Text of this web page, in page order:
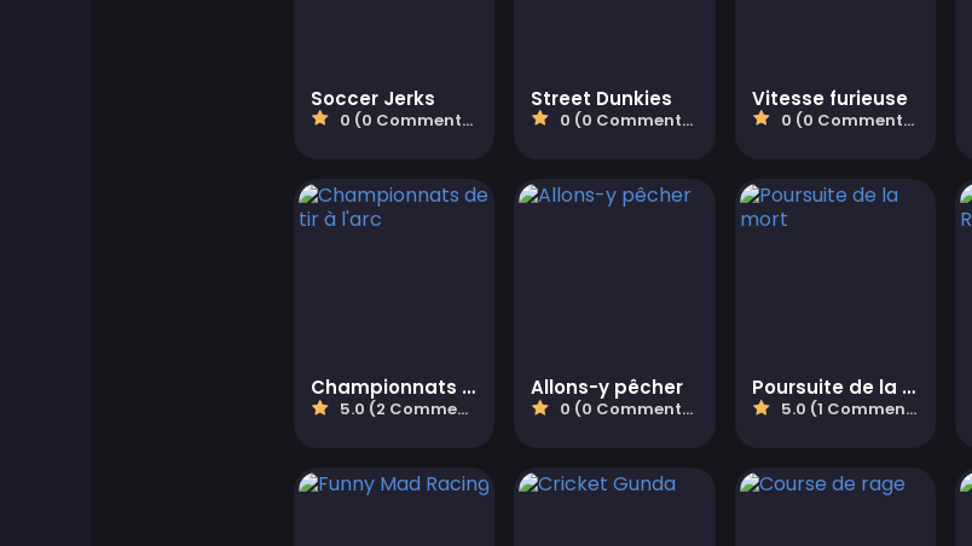
Soccer Jerks
0 (0 Commentaires)
Street Dunkies
0 (0 Commentaires)
Vitesse furieuse
0 (0 Commentaires)
Championnats de tir à l'arc
5.0 (2 Commentaires)
Allons-y pêcher
0 (0 Commentaires)
Poursuite de la mort
5.0 (1 Commentaires)